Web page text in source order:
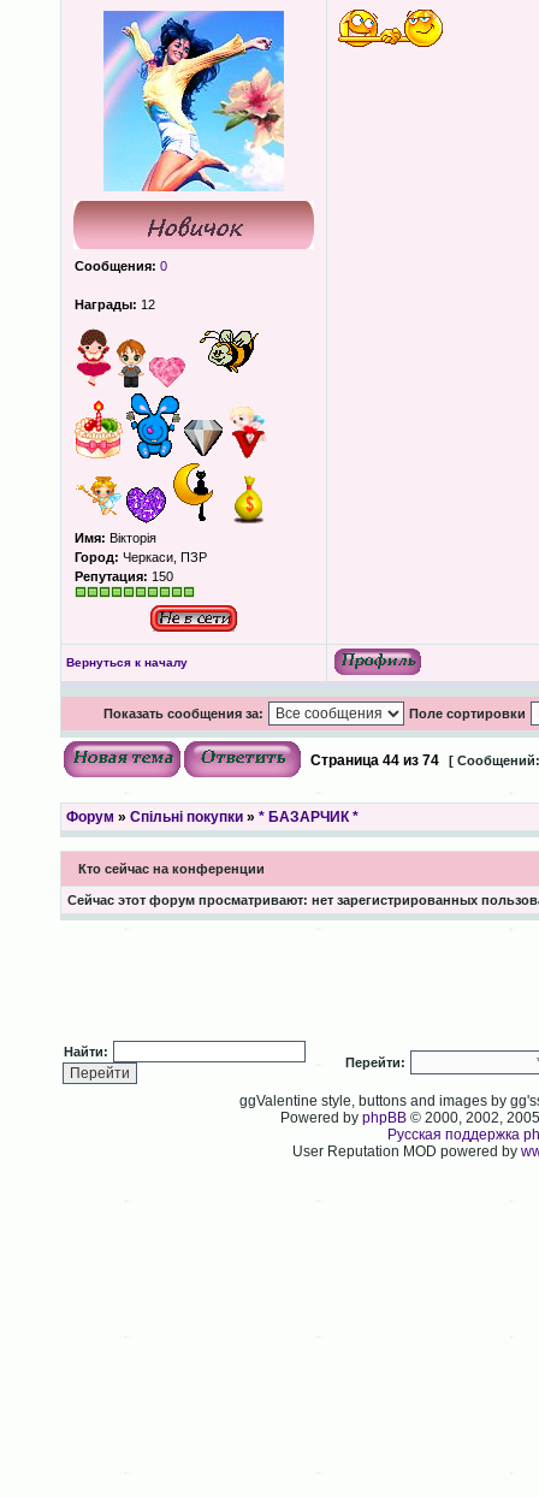
Сообщения: 0
Награды: 12
Имя: Вікторія
Город: Черкаси, ПЗР
Репутация: 150
Вернуться к началу
Показать сообщения за: Поле сортировки
Страница 44из 74 [
Форум » Спільні покупки» * БАЗАРЧИК *
Кто сейчас на конференции
Сейчас этот форум просматривают: нет зарегистрированных
Найти:
Перейти:
ggValentine style, buttons and images by
Powered byphpBB © 2000, 2002,
Русская поддержка
User Reputation MOD powered by